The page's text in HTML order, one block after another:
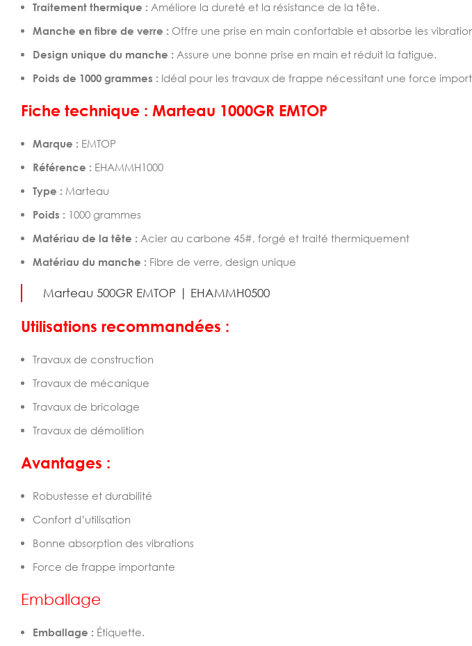
Traitement thermique : Améliore la dureté et la résistance de la tête.
Manche en fibre de verre : Offre une prise en main confortable et absorbe les
Design unique du manche : Assure une bonne prise en main et réduit la fatigue.
Poids de 1000 grammes : Idéal pour les travaux de frappe nécessitant une force
Fiche technique : Marteau 1000GR EMTOP
Marque : EMTOP
Référence : EHAMMH1000
Type : Marteau
Poids : 1000 grammes
Matériau de la tête : Acier au carbone 45#, forgé et traité thermiquement
Matériau du manche : Fibre de verre, design unique
Marteau 500GR EMTOP | EHAMMH0500
Utilisations recommandées :
Travaux de construction
Travaux de mécanique
Travaux de bricolage
Travaux de démolition
Avantages :
Robustesse et durabilité
Confort d’utilisation
Bonne absorption des vibrations
Force de frappe importante
Emballage
Emballage : Étiquette.